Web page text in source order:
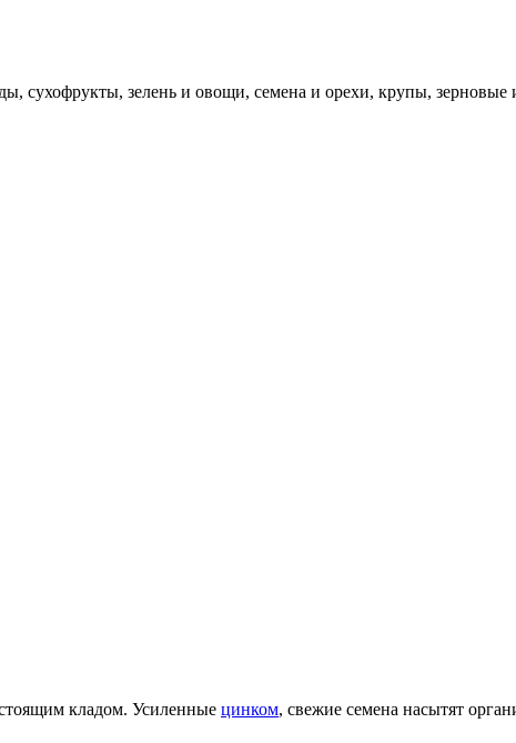
сухофрукты, зелень и овощи, семена и орехи, крупы,
кладом. Усиленные цинком, свежие семена насытят